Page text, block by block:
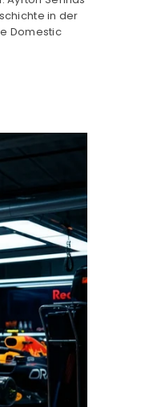
in der
Domestic